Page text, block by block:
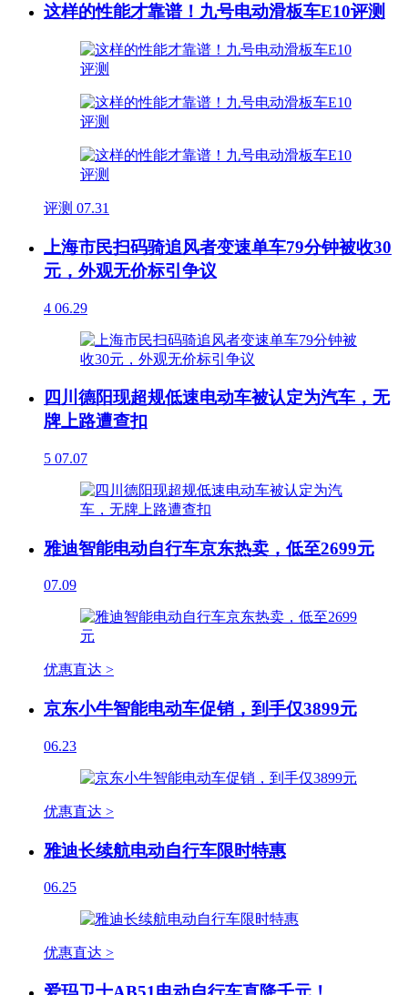
这样的性能才靠谱！九号电动滑板车E10评测
评测 07.31
上海市民扫码骑追风者变速单车79分钟被收30
元，外观无价标引争议
4 06.29
四川德阳现超规低速电动车被认定为汽车，无
牌上路遭查扣
5 07.07
雅迪智能电动自行车京东热卖，低至2699元
07.09
优惠直达 >
京东小牛智能电动车促销，到手仅3899元
06.23
优惠直达 >
雅迪长续航电动自行车限时特惠
06.25
优惠直达 >